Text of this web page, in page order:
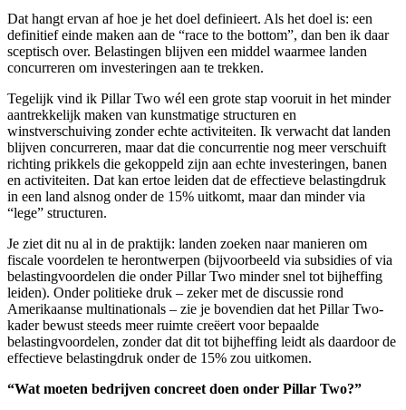
Dat hangt ervan af hoe je het doel definieert. Als het doel is: een
definitief einde maken aan de “race to the bottom”, dan ben ik daar
sceptisch over. Belastingen blijven een middel waarmee landen
concurreren om investeringen aan te trekken.
Tegelijk vind ik Pillar Two wél een grote stap vooruit in het minder
aantrekkelijk maken van kunstmatige structuren en
winstverschuiving zonder echte activiteiten. Ik verwacht dat landen
blijven concurreren, maar dat die concurrentie nog meer verschuift
richting prikkels die gekoppeld zijn aan echte investeringen, banen
en activiteiten. Dat kan ertoe leiden dat de effectieve belastingdruk
in een land alsnog onder de 15% uitkomt, maar dan minder via
“lege” structuren.
Je ziet dit nu al in de praktijk: landen zoeken naar manieren om
fiscale voordelen te herontwerpen (bijvoorbeeld via subsidies of via
belastingvoordelen die onder Pillar Two minder snel tot bijheffing
leiden). Onder politieke druk – zeker met de discussie rond
Amerikaanse multinationals – zie je bovendien dat het Pillar Two-
kader bewust steeds meer ruimte creëert voor bepaalde
belastingvoordelen, zonder dat dit tot bijheffing leidt als daardoor de
effectieve belastingdruk onder de 15% zou uitkomen.
“Wat moeten bedrijven concreet doen onder Pillar Two?”